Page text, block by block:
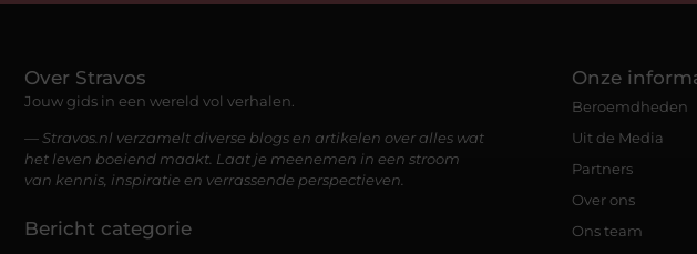
Over Stravos
Jouw gids in een wereld vol verhalen.
— Stravos.nl verzamelt diverse blogs en artikelen over alles wat
het leven boeiend maakt. Laat je meenemen in een stroom
van kennis, inspiratie en verrassende perspectieven.
Bericht categorie
Onze
Beroemdheden
Uit de Media
Partners
Over ons
Ons team